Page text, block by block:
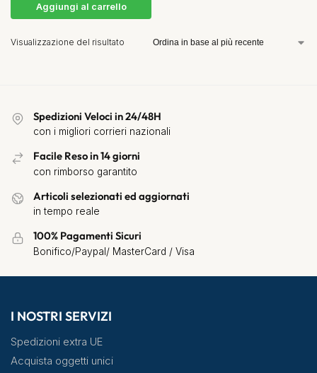
Aggiungi al carrello
Visualizzazione del risultato
Spedizioni Veloci in 24/48H
con i migliori corrieri nazionali
Facile Reso in 14 giorni
con rimborso garantito
Articoli selezionati ed aggiornati
in tempo reale
100% Pagamenti Sicuri
Bonifico/Paypal/ MasterCard / Visa
I NOSTRI SERVIZI
Spedizioni extra UE
Acquista oggetti unici